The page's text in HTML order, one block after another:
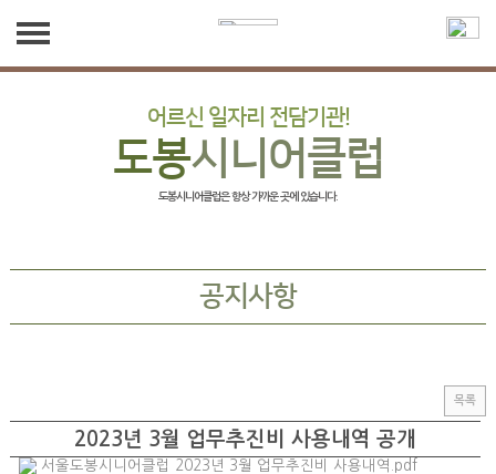
인사말
조직도
기관/법인소개
오시는길
일자리 참여 안내
노인공익활동사업
세탁서비스
직원채용
어르신 일자리 전담기관!
도봉시니어클럽
도봉시니어클럽은 항상 가까운 곳에 있습니다.
공지사항
목록
2023년 3월 업무추진비 사용내역 공개
서울도봉시니어클럽 2023년 3월 업무추진비 사용내역.pdf